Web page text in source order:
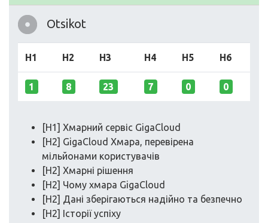
Otsikot
H1 H2 H3 H4 H5 H6
1 8 23 7 0 0
[H1] Хмарний сервіс GigaCloud
[H2] GigaCloud Хмара, перевірена
мільйонами користувачів
[H2] Хмарні рішення
[H2] Чому хмара GigaCloud
[H2] Дані зберігаються надійно та безпечно
[H2] Історії успіху